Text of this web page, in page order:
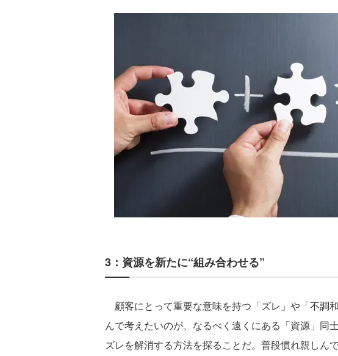
3：資源を新たに“組み合わせる”
顧客にとって重要な意味を持つ「ズレ」や「不調
んで考えたいのが、なるべく遠くにある「資源」同
ズレを解消する方法を探ることだ。普段慣れ親しん